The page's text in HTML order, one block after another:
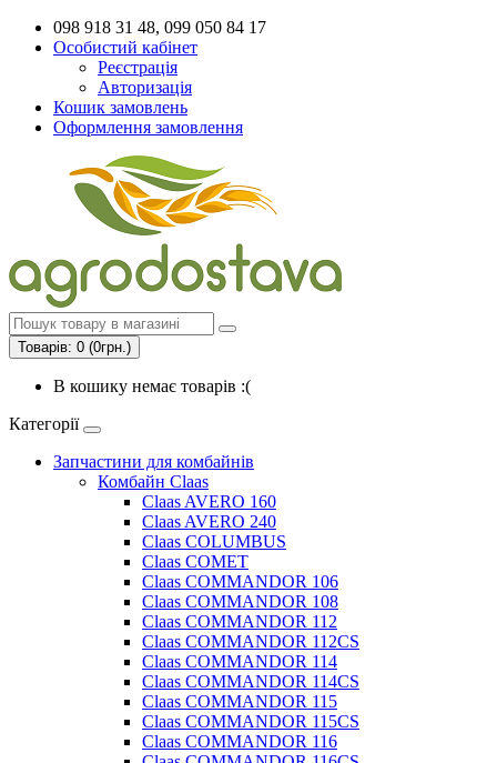
098 918 31 48, 099 050 84 17
Особистий кабінет
Реєстрація
Авторизація
Кошик замовлень
Оформлення замовлення
Товарів: 0 (0грн.)
В кошику немає товарів :(
Категорії
Запчастини для комбайнів
Комбайн Claas
Claas AVERO 160
Claas AVERO 240
Claas COLUMBUS
Claas COMET
Claas COMMANDOR 106
Claas COMMANDOR 108
Claas COMMANDOR 112
Claas COMMANDOR 112CS
Claas COMMANDOR 114
Claas COMMANDOR 114CS
Claas COMMANDOR 115
Claas COMMANDOR 115CS
Claas COMMANDOR 116